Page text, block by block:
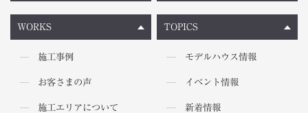
WORKS
施工事例
お客さまの声
施工エリアについて
TOPICS
モデルハウス情報
イベント情報
新着情報